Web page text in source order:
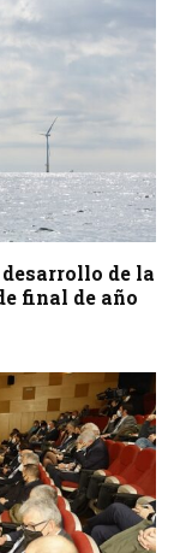
de la
final de año